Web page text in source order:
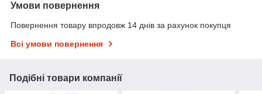
Умови повернення
Повернення товару впродовж 14 днів за рахунок покупця
Всі умови повернення
Подібні товари компанії